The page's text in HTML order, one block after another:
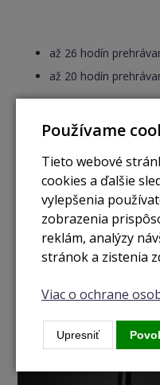
až 26 hodín
až 20 hodín
A16 Bionic. Pracant
A16 Bionic zvláda
výpočtovú fotografiu
ďalšej generácie. Alebo
prehľadom utiahne aj
z modelu Pro.
Používame
Tieto webové
cookies a ďalšie
vylepšenia
zobrazenia
reklám, analýzy
stránok a zistenia
Viac o ochrane
Upresniť